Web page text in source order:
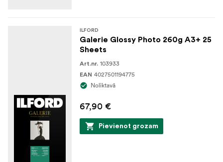
ILFORD
Galerie Glossy Photo 260g A3+ 25
Sheets
Art.nr. 103933
EAN 4027501194775
Noliktavā
67,90 €
Pievienot grozam